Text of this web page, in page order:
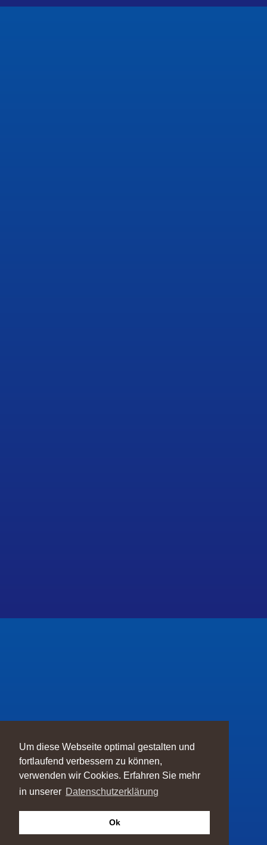
Um diese Webseite optimal gestalten und
fortlaufend verbessern zu können,
verwenden wir Cookies. Erfahren Sie mehr
in unserer Datenschutzerklärung
Ok